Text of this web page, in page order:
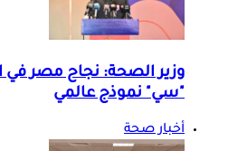
وزير الصحة: نجاح مصر
"سي" نموذج عالمي
أخبار صحة